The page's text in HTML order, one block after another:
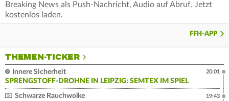
Breaking News als Push-Nachricht, Audio auf Abruf. Jetzt
kostenlos laden.
FFH-APP
THEMEN-TICKER
Innere Sicherheit
SPRENGSTOFF-DROHNE IN LEIPZIG: SEMTEX IM SPIEL
20:01
Schwarze Rauchwolke
19:43